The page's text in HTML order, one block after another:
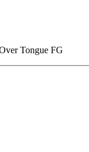
Tongue FG